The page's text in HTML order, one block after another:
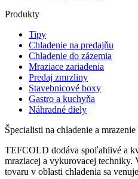
Produkty
Tipy
Chladenie na predajňu
Chladenie do zázemia
Mraziace zariadenia
Predaj zmrzliny
Stavebnicové boxy
Gastro a kuchyňa
Náhradné diely
Špecialisti na chladenie a mrazenie
TEFCOLD dodáva spoľahlivé a
mraziacej a vykurovacej
tovaru v oblasti chladenia sa